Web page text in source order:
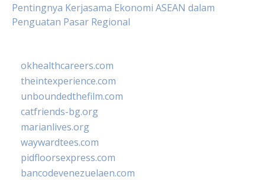
Pentingnya Kerjasama Ekonomi ASEAN dalam
Penguatan Pasar Regional
okhealthcareers.com
theintexperience.com
unboundedthefilm.com
catfriends-bg.org
marianlives.org
waywardtees.com
pidfloorsexpress.com
bancodevenezuelaen.com